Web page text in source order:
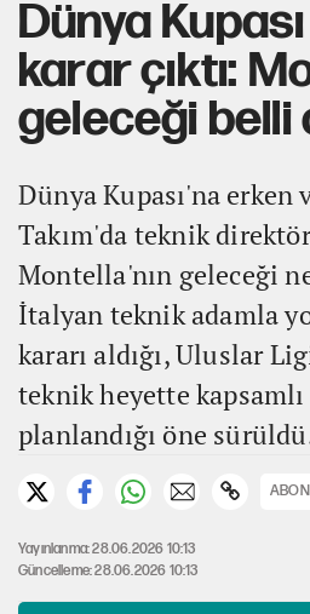
Dünya
karar çıktı:
geleceği belli
Dünya Kupası'na erken
Takım'da teknik
Montella'nın geleceği
İtalyan teknik adamla
kararı aldığı, Uluslar
teknik heyette
planlandığı öne
Yayınlanma: 28.06.2026 10:13
Güncelleme: 28.06.2026 10:13